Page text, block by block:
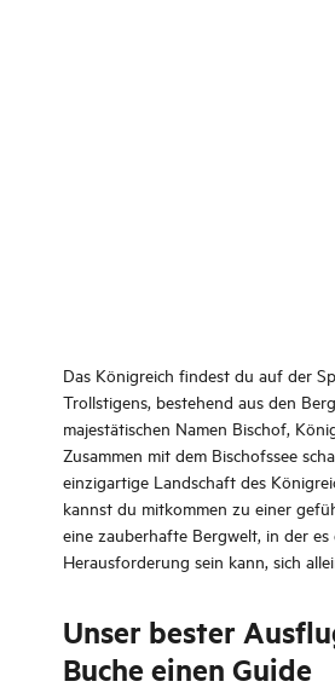
Das Königreich findest du auf der
Trollstigens, bestehend aus den
majestätischen Namen Bischof,
Zusammen mit dem Bischofssee
einzigartige Landschaft des
kannst du mitkommen zu einer
eine zauberhafte Bergwelt, in der es
Herausforderung sein kann, sich
Unser bester
Buche einen Guide